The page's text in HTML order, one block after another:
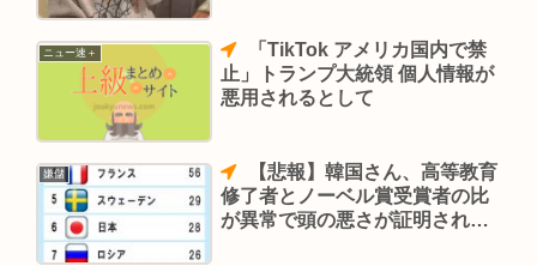
ニュー速＋
止」トランプ大統領 個人情報が
悪用されるとして
嫌儲
修了者とノーベル賞受賞者の比
が異常で頭の悪さが証明されて